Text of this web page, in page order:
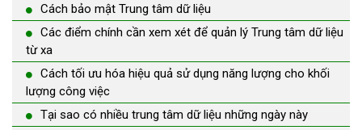
Cách bảo mật Trung tâm dữ liệu
Các điểm chính cần xem xét để quản lý Trung tâm dữ liệu
từ xa
Cách tối ưu hóa hiệu quả sử dụng năng lượng cho khối
lượng công việc
Tại sao có nhiều trung tâm dữ liệu những ngày này